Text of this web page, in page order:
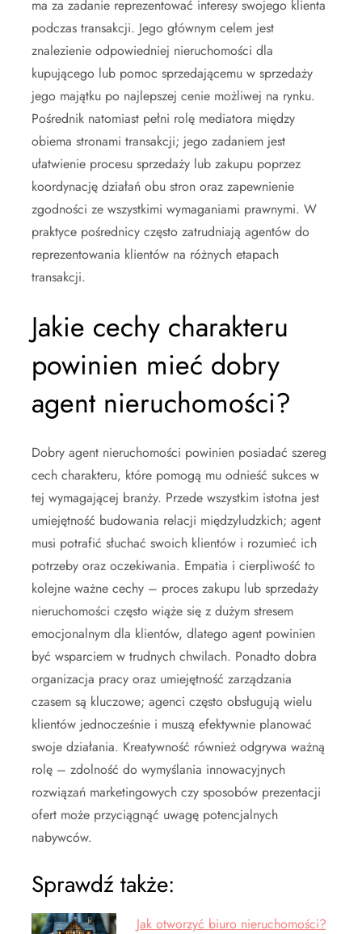
ma za zadanie reprezentować interesy swojego klienta
podczas transakcji. Jego głównym celem jest
znalezienie odpowiedniej nieruchomości dla
kupującego lub pomoc sprzedającemu w sprzedaży
jego majątku po najlepszej cenie możliwej na rynku.
Pośrednik natomiast pełni rolę mediatora między
obiema stronami transakcji; jego zadaniem jest
ułatwienie procesu sprzedaży lub zakupu poprzez
koordynację działań obu stron oraz zapewnienie
zgodności ze wszystkimi wymaganiami prawnymi. W
praktyce pośrednicy często zatrudniają agentów do
reprezentowania klientów na różnych etapach
transakcji.
Jakie cechy charakteru
powinien mieć dobry
agent nieruchomości?
Dobry agent nieruchomości powinien posiadać szereg
cech charakteru, które pomogą mu odnieść sukces w
tej wymagającej branży. Przede wszystkim istotna jest
umiejętność budowania relacji międzyludzkich; agent
musi potrafić słuchać swoich klientów i rozumieć ich
potrzeby oraz oczekiwania. Empatia i cierpliwość to
kolejne ważne cechy – proces zakupu lub sprzedaży
nieruchomości często wiąże się z dużym stresem
emocjonalnym dla klientów, dlatego agent powinien
być wsparciem w trudnych chwilach. Ponadto dobra
organizacja pracy oraz umiejętność zarządzania
czasem są kluczowe; agenci często obsługują wielu
klientów jednocześnie i muszą efektywnie planować
swoje działania. Kreatywność również odgrywa ważną
rolę – zdolność do wymyślania innowacyjnych
rozwiązań marketingowych czy sposobów prezentacji
ofert może przyciągnąć uwagę potencjalnych
nabywców.
Sprawdź także:
Jak otworzyć biuro nieruchomości?